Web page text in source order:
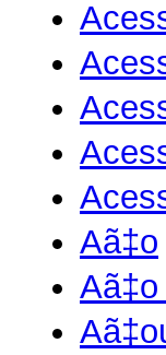
Aã‡o
Aã‡o